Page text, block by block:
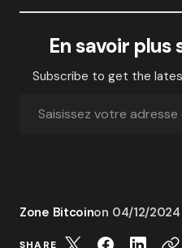
En savoir plus
Subscribe to get the
Zone Bitcoinon 04/12/2024
SHARE